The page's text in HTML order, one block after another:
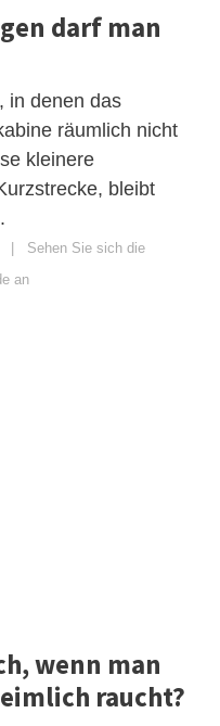
darf man
in denen das
räumlich nicht
kleinere
bleibt
Sehen Sie sich die
an
wenn man
raucht?